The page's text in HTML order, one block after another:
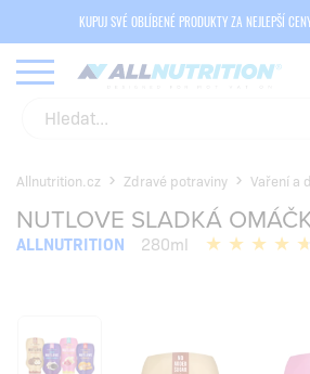
KUPUJ SVÉ OBLÍBENÉ PRODUKTY ZA NEJLEPŠÍ
Allnutrition.cz Zdravé potraviny Vaření a
NUTLOVE SLADKÁ
ALLNUTRITION 280ml